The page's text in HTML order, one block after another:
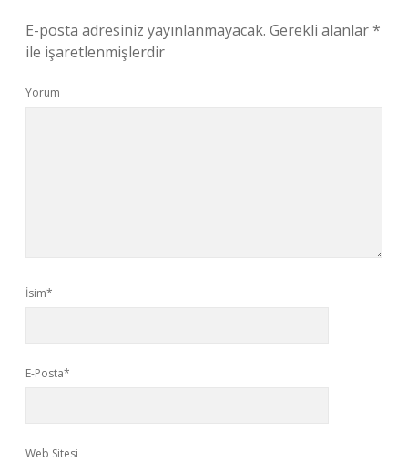
E-posta adresiniz yayınlanmayacak. Gerekli alanlar*
ile işaretlenmişlerdir
Yorum
İsim*
E-Posta*
Web Sitesi